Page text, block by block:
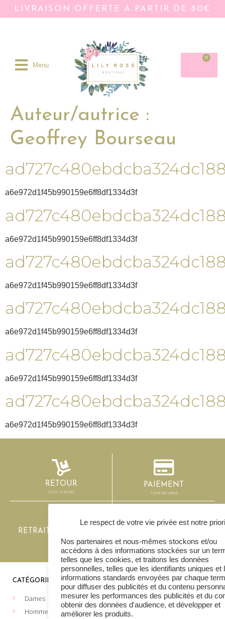
LIVRAISON OFFERTE À PARTIR DE 80€
Menu
0
Auteur/autrice :
Geoffrey Bourseau
a6e972d1f45b990159e6ff8df1334d3f
a6e972d1f45b990159e6ff8df1334d3f
a6e972d1f45b990159e6ff8df1334d3f
a6e972d1f45b990159e6ff8df1334d3f
a6e972d1f45b990159e6ff8df1334d3f
a6e972d1f45b990159e6ff8df1334d3f
RETOUR
SOUS 15 JOURS
PAIEMENT
100% SÉCURISÉ
RETRAIT AU MAGASIN
GRATUIT SOUS 2-3 JOURS OUVRÉS
CATÉGORIES
Dames
Hommes
MENTIONS LÉGALES
Les cookies
Vie privée
Le respect de votre vie privée est notre
Nos partenaires et nous-mêmes stockons et/ou
accédons à des informations stockées sur un
telles que les cookies, et traitons les données
personnelles, telles que les identifiants uniques et
informations standards envoyées par chaque
pour diffuser des publicités et du contenu
mesurer les performances des publicités et du
obtenir des données d'audience, et développer et
améliorer les produits.